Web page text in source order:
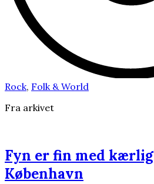
Rock, Folk & World
Fra arkivet
Fyn er fin med
København